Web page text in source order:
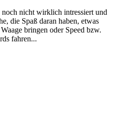
nicht wirklich intressiert und
die Spaß daran haben, etwas
bringen oder Speed bzw.
fahren...